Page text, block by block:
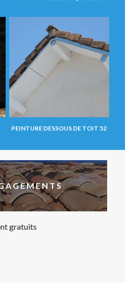
PEINTURE DESSOUS DE TOIT 52
gratuits